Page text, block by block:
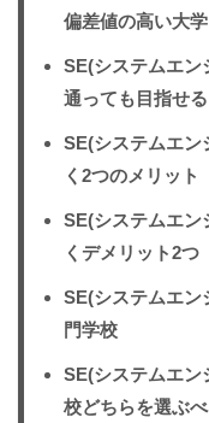
偏差値の高い大
SE(システムエン
通っても目指せる
SE(システムエン
く2つのメリット
SE(システムエン
くデメリット2つ
SE(システムエン
門学校
SE(システムエン
校どちらを選ぶ